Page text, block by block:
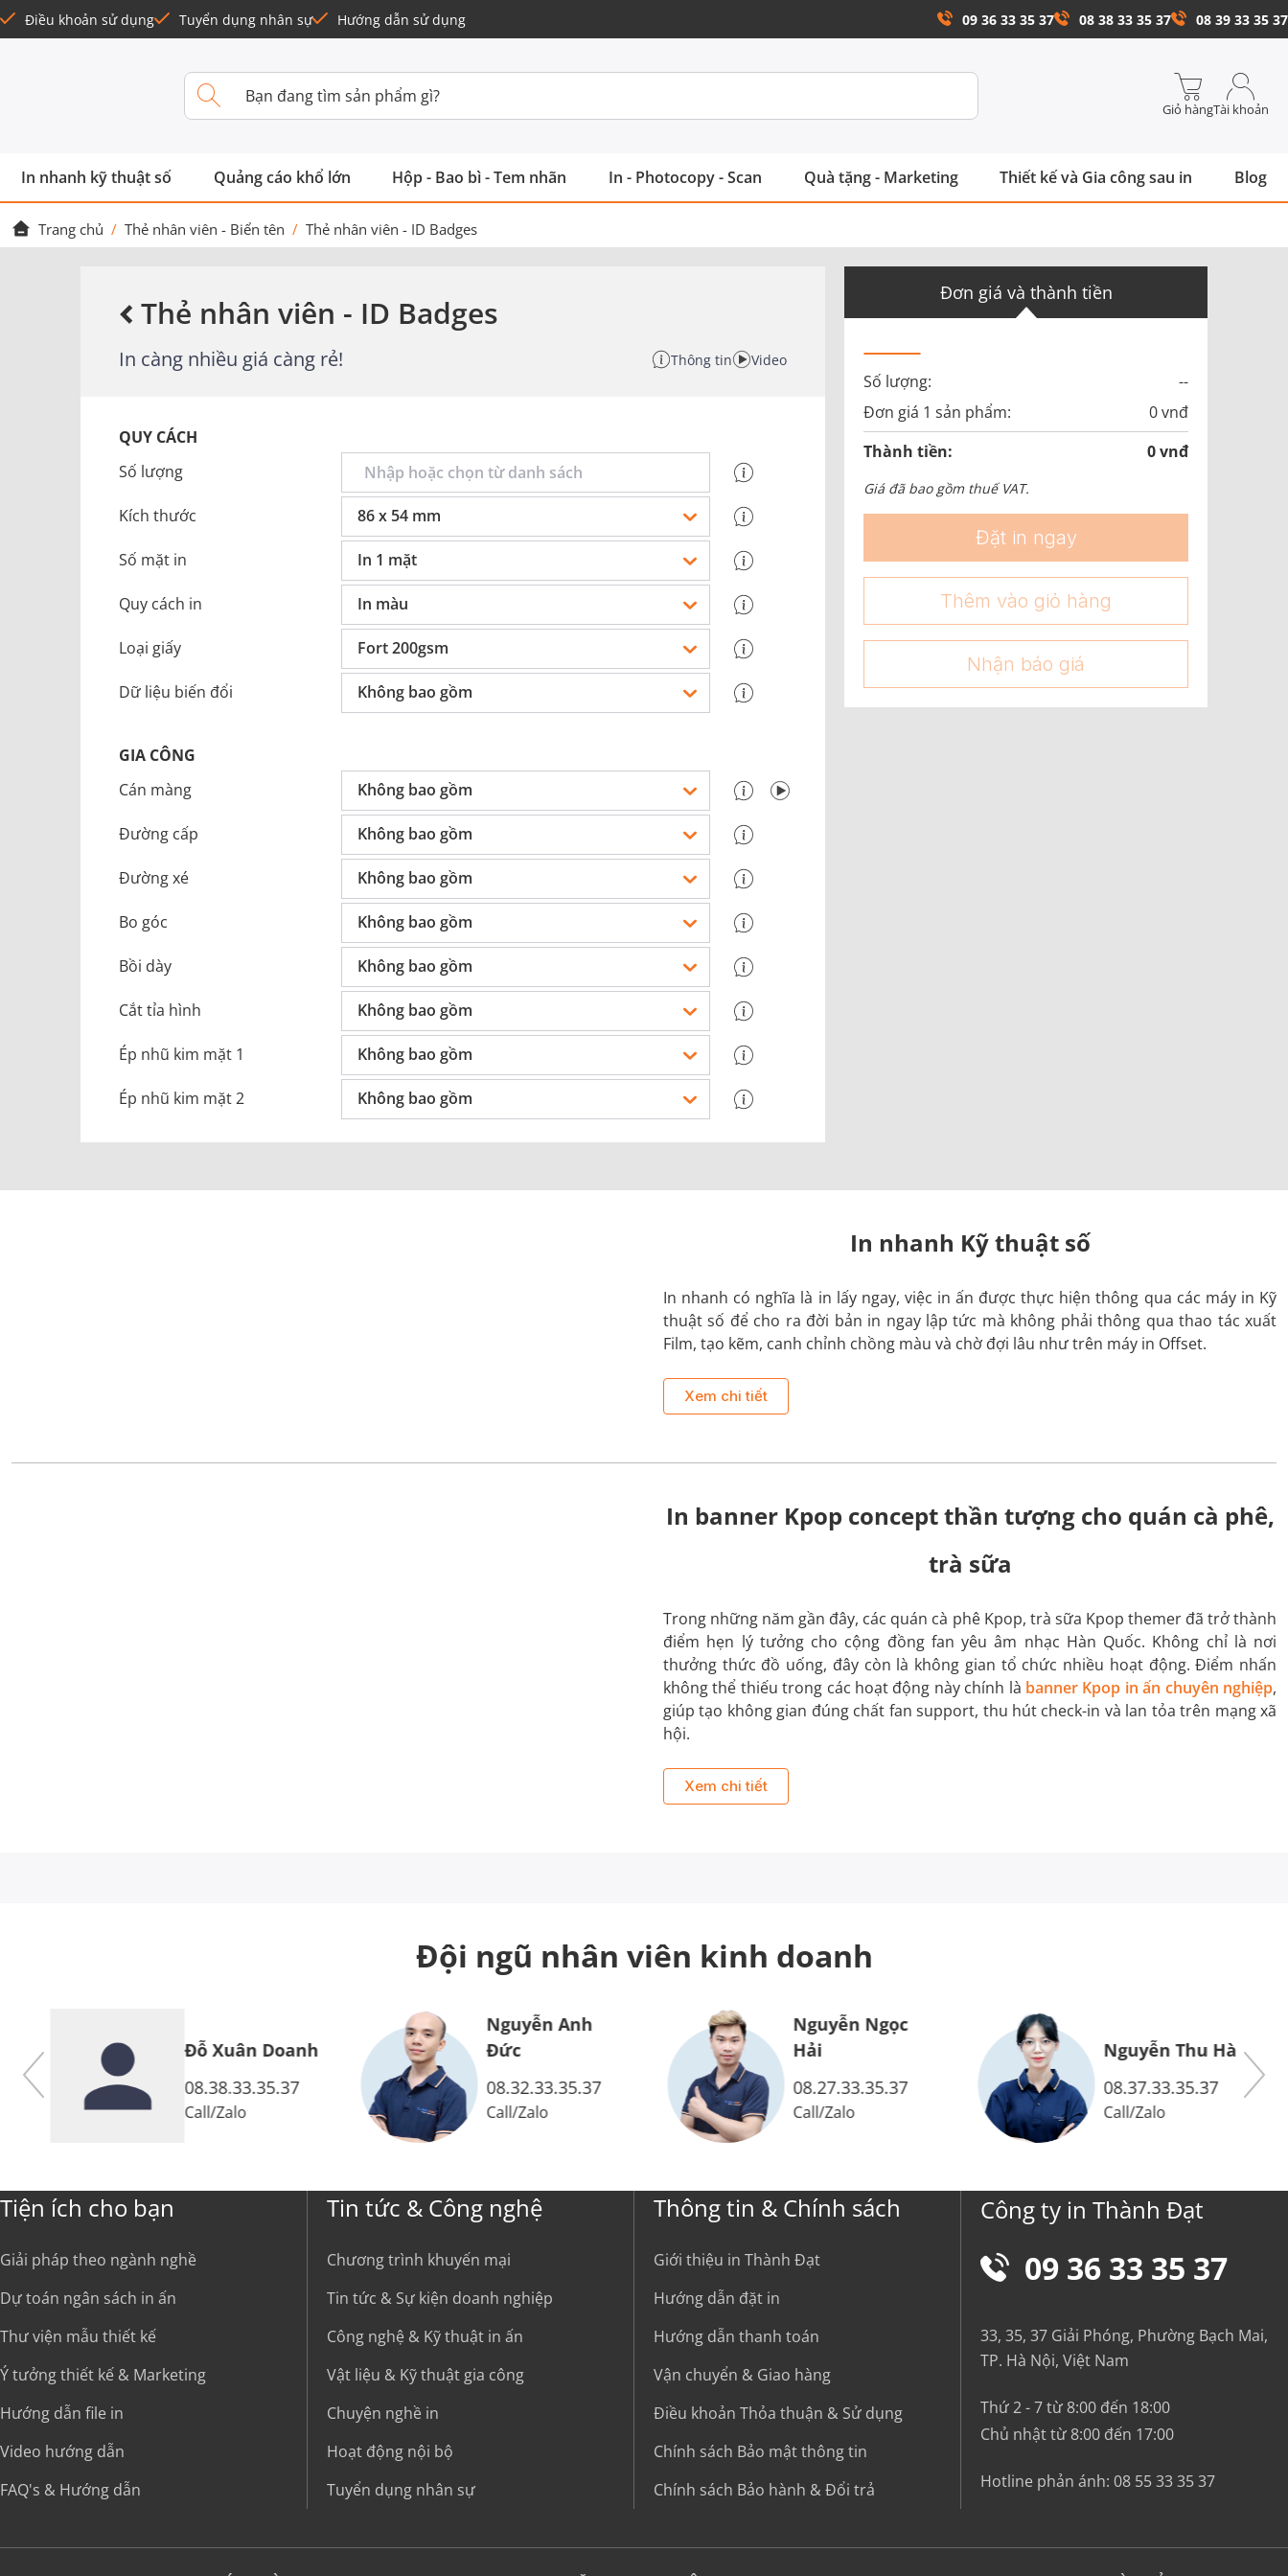
Điều khoản sử dụng Tuyển dụng nhân sự Hướng dẫn sử dụng 09 36 33 35 37 08 38 33 35 37 08 39 33 35 37
Giỏ hàngTài khoản
In nhanh kỹ thuật số Quảng cáo khổ lớn Hộp - Bao bì - Tem nhãn In - Photocopy - Scan Quà tặng - Marketing Thiết kế và Gia công sau in Blog
Trang chủ / Thẻ nhân viên - Biển tên / Thẻ nhân viên - ID Badges
Thẻ nhân viên - ID Badges
In càng nhiều giá càng rẻ! Thông tin Video
QUY CÁCH
Số lượng
Kích thước 86 x 54 mm
Số mặt in In 1 mặt
Quy cách in In màu
Loại giấy Fort 200gsm
Dữ liệu biến đổi Không bao gồm
GIA CÔNG
Cán màng
Không bao gồm
Đường cấp Không bao gồm
Đường xé Không bao gồm
Bo góc Không bao gồm
Bồi dày Không bao gồm
Cắt tỉa hình Không bao gồm
Ép nhũ kim mặt 1 Không bao gồm
Ép nhũ kim mặt 2 Không bao gồm
Đơn giá và thành tiền
Số lượng:
--
Đơn giá 1 sản phẩm:
0 vnđ
Thành tiền:
0 vnđ
Giá đã bao gồm thuế VAT.
Đặt in ngay
Thêm vào giỏ hàng
Nhận báo giá
In nhanh Kỹ thuật số
In nhanh có nghĩa là in lấy ngay, việc in ấn được thực hiện thông qua các máy in Kỹ
thuật số để cho ra đời bản in ngay lập tức mà không phải thông qua thao tác xuất
Film, tạo kẽm, canh chỉnh chồng màu và chờ đợi lâu như trên máy in Offset.
Xem chi tiết
In banner Kpop concept thần tượng cho quán cà phê,
trà sữa
Trong những năm gần đây, các quán cà phê Kpop, trà sữa Kpop themer đã trở thành
điểm hẹn lý tưởng cho cộng đồng fan yêu âm nhạc Hàn Quốc. Không chỉ là nơi
thưởng thức đồ uống, đây còn là không gian tổ chức nhiều hoạt động. Điểm nhấn
không thể thiếu trong các hoạt động này chính là banner Kpop in ấn chuyên nghiệp,
giúp tạo không gian đúng chất fan support, thu hút check-in và lan tỏa trên mạng xã
hội.
Xem chi tiết
Đội ngũ nhân viên kinh doanh
Đỗ Xuân Doanh
08.38.33.35.37
Call/Zalo
Nguyễn Anh
Đức
08.32.33.35.37
Call/Zalo
Nguyễn Ngọc
Hải
08.27.33.35.37
Call/Zalo
Nguyễn Thu Hà
08.37.33.35.37
Call/Zalo
Tiện ích cho bạn
Giải pháp theo ngành nghề
Dự toán ngân sách in ấn
Thư viện mẫu thiết kế
Ý tưởng thiết kế & Marketing
Hướng dẫn file in
Video hướng dẫn
FAQ's & Hướng dẫn
Tin tức & Công nghệ
Chương trình khuyến mại
Tin tức & Sự kiện doanh nghiệp
Công nghệ & Kỹ thuật in ấn
Vật liệu & Kỹ thuật gia công
Chuyện nghề in
Hoạt động nội bộ
Tuyển dụng nhân sự
Thông tin & Chính sách
Giới thiệu in Thành Đạt
Hướng dẫn đặt in
Hướng dẫn thanh toán
Vận chuyển & Giao hàng
Điều khoản Thỏa thuận & Sử dụng
Chính sách Bảo mật thông tin
Chính sách Bảo hành & Đổi trả
Công ty in Thành Đạt
09 36 33 35 37
33, 35, 37 Giải Phóng, Phường Bạch Mai,
TP. Hà Nội, Việt Nam
Thứ 2 - 7 từ 8:00 đến 18:00
Chủ nhật từ 8:00 đến 17:00
Hotline phản ánh: 08 55 33 35 37